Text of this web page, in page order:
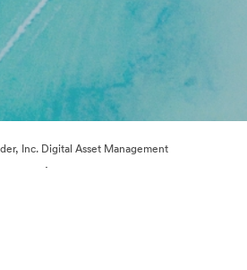
Inc. Digital Asset Management
·